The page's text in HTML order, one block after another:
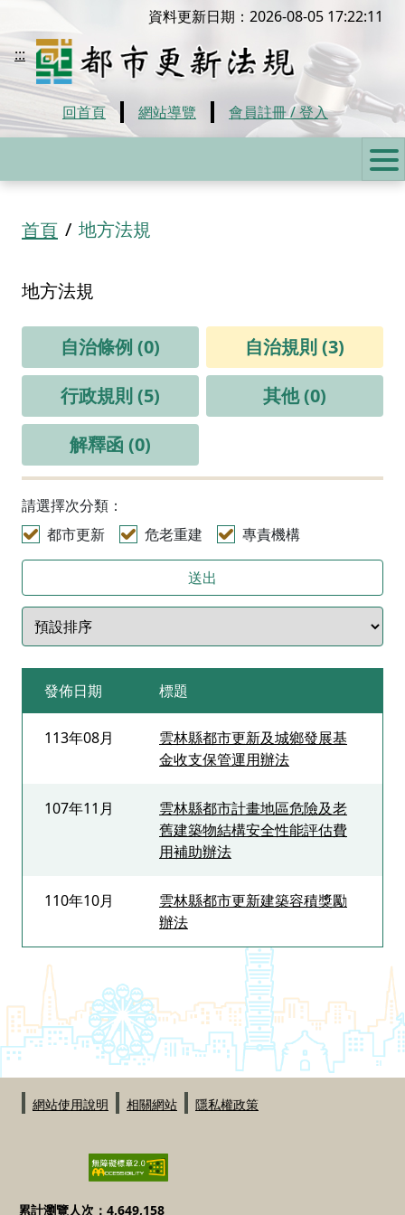
移到主要內容
:::
都市更新法規
資料更新日期：2026-08-05 17:22:11
回首頁 網站導覽 會員註冊 / 登入
首頁 地方法規
地方法規
自治條例 (0)
自治規則 (3)
行政規則 (5)
其他 (0)
解釋函 (0)
請選擇次分類：
都市更新
危老重建 專責機構
送出
發佈日期 標題
113年08月
雲林縣都市更新及城鄉發展基
金收支保管運用辦法
107年11月
雲林縣都市計畫地區危險及老
舊建築物結構安全性能評估費
用補助辦法
110年10月
雲林縣都市更新建築容積獎勵
辦法
網站使用說明 相關網站 隱私權政策
累計瀏覽人次：4,649,158